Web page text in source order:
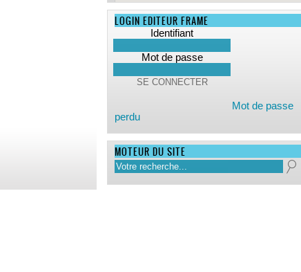
d'une
internet.
Nous
vidéos
En savoir +
LOGIN EDITEUR FRAME
Mot de passe
perdu
MOTEUR DU SITE